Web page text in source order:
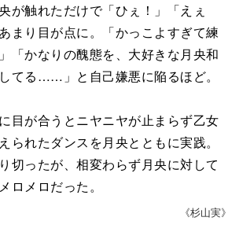
が触れただけで「ひぇ！」「えぇ
まり目が点に。「かっこよすぎて練
「かなりの醜態を、大好きな月央和
てる……」と自己嫌悪に陥るほど。
目が合うとニヤニヤが止まらず乙女
られたダンスを月央とともに実践。
切ったが、相変わらず月央に対して
ロメロだった。
《杉山実》